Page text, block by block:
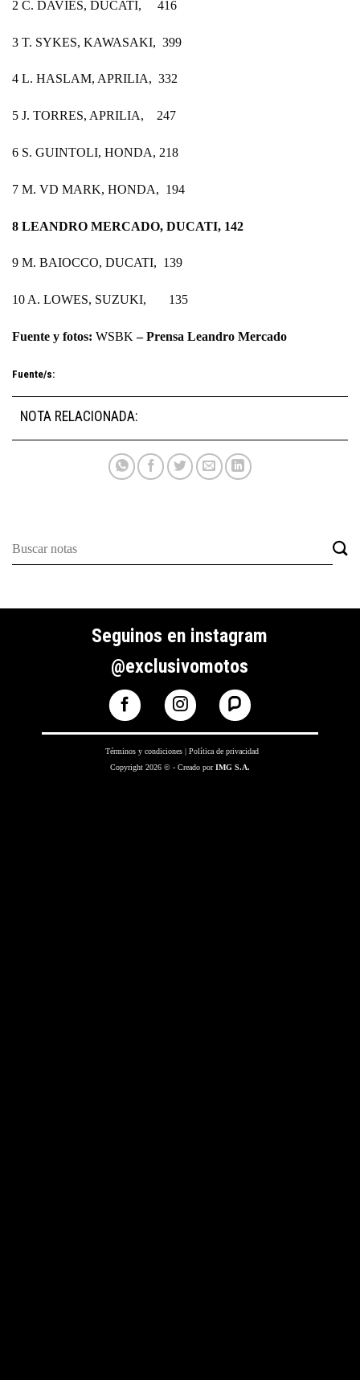
2 C. DAVIES, DUCATI, 416
3 T. SYKES, KAWASAKI, 399
4 L. HASLAM, APRILIA, 332
5 J. TORRES, APRILIA, 247
6 S. GUINTOLI, HONDA, 218
7 M. VD MARK, HONDA, 194
8 LEANDRO MERCADO, DUCATI, 142
9 M. BAIOCCO, DUCATI, 139
10 A. LOWES, SUZUKI, 135
Fuente y fotos: WSBK – Prensa Leandro Mercado
Fuente/s:
NOTA RELACIONADA:
Seguinos en instagram
@exclusivomotos
Términos y condiciones |Política de privacidad
Copyright 2026 © - Creado porIMG S.A.